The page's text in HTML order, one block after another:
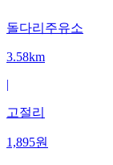
돌다리주유소
3.58km
|
고절리
1,895원